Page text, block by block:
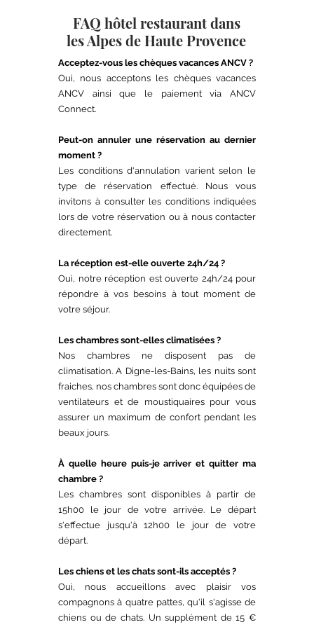
FAQ hôtel restaurant dans
les Alpes de Haute Provence
Acceptez-vous les chèques vacances ANCV ?
Oui, nous acceptons les chèques vacances
ANCV ainsi que le paiement via ANCV
Connect.
Peut-on annuler une réservation au dernier
moment ?
Les conditions d'annulation varient selon le
type de réservation effectué. Nous vous
invitons à consulter les conditions indiquées
lors de votre réservation ou à nous contacter
directement.
La réception est-elle ouverte 24h/24 ?
Oui, notre réception est ouverte 24h/24 pour
répondre à vos besoins à tout moment de
votre séjour.
Les chambres sont-elles climatisées ?
Nos chambres ne disposent pas de
climatisation. A Digne-les-Bains, les nuits sont
fraiches, nos chambres sont donc équipées de
ventilateurs et de moustiquaires pour vous
assurer un maximum de confort pendant les
beaux jours.
À quelle heure puis-je arriver et quitter ma
chambre ?
Les chambres sont disponibles à partir de
15h00 le jour de votre arrivée. Le départ
s'effectue jusqu'à 12h00 le jour de votre
départ.
Les chiens et les chats sont-ils acceptés ?
Oui, nous accueillons avec plaisir vos
compagnons à quatre pattes, qu'il s'agisse de
chiens ou de chats. Un supplément de 15 €